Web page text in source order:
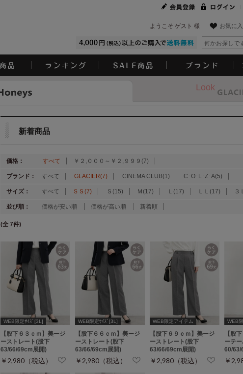
お気に入
ようこそ ゲスト 様
Look
新着商品
価格： すべて ￥２,０００～￥２,９９９(7)
ブランド： すべて GLACIER(7) CINEMA CLUB(1) C･O･L･Z･A(5)
サイズ： すべて ＳＳ(7) Ｓ(15) Ｍ(17) Ｌ(17) ＬＬ(17) ３
並び順： 価格が安い順 価格が高い順 新着順
(全 7件)
WEB限定ｻｲｽﾞ[3L]
【股下６３ｃｍ】美ージ
ーストレート(股下
63/66/69cm展開)
￥2,980（税込）
WEB限定ｻｲｽﾞ[3L]
【股下６６ｃｍ】美ージ
ーストレート(股下
63/66/69cm展開)
￥2,980（税込）
WEB限定アイテム
【股下６９ｃｍ】美ージ
ーストレート(股下
63/66/69cm展開)
￥2,980（税込）
WEB
【股
ーテ
60/63/
￥